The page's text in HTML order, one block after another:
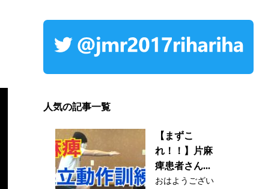
人気の記事一覧
【まずこ
れ！！】片麻
痺患者さん...
おはようござい